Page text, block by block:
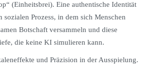
(Einheitsbrei). Eine authentische Identität
sozialen Prozess, in dem sich Menschen
Botschaft versammeln und diese
die keine KI simulieren kann.
und Präzision in der Ausspielung.